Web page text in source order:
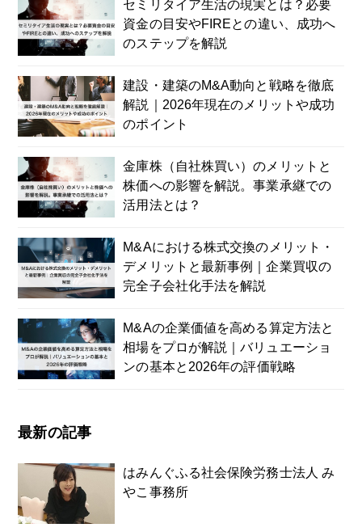
セミリタイア生活の現実とは？必要
資金の目安やFIREとの違い、成功へ
のステップを解説
建設・建築のM&A動向と戦略を徹底
解説｜2026年現在のメリットや成功
のポイント
金庫株（自社株買い）のメリットと
株価への影響を解説。事業承継での
活用法とは？
M&Aにおける株式交換のメリット・
デメリットと最新事例｜企業買収の
完全子会社化手法を解説
M&Aの企業価値を高める算定方法と
相場をプロが解説｜バリュエーショ
ンの基本と2026年の評価戦略
最新の記事
はみんぐふる社会保険労務士法人 み
やこ事務所